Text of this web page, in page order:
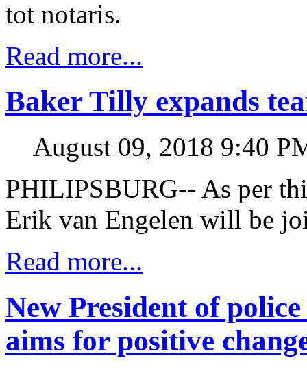
tot notaris.
Read more...
Baker Tilly expands
August 09, 2018 9:40
PHILIPSBURG-- As per
Erik van Engelen will be
Read more...
New President of
aims for positive